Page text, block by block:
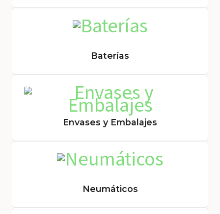
Baterías
Envases y Embalajes
Neumáticos